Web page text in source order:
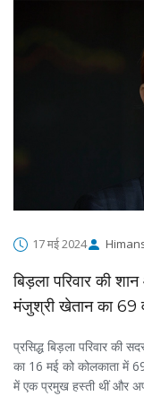
17 मई 2024
बिड़ला परिवार की
मंजुश्री खेतान का 69
प्रसिद्ध बिड़ला परिवार की
का 16 मई को कोलकाता में
में एक प्रमुख हस्ती थीं और